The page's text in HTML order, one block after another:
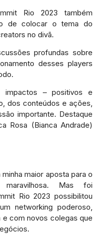
Rio 2023 também
de colocar o tema do
no divã.
profundas sobre
desses players
impactos – positivos e
dos conteúdos e ações,
importante. Destaque
Rosa (Bianca Andrade)
maior aposta para o
maravilhosa. Mas foi
Rio 2023 possibilitou
networking poderoso,
com novos colegas que